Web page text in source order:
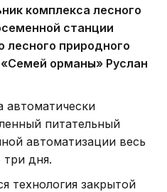
комплекса лесного
станции
лесного природного
орманы» Руслан
автоматически
питательный
автоматизации весь
три дня.
технология закрытой